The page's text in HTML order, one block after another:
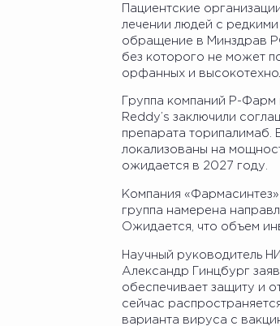
Пациентские
лечении людей с
обращение в Минздрав
без которого не может
орфанных и
Группа компаний Р-
Reddy’s заключили
препарата торипалимаб.
локализованы на
ожидается в 2027 году.
Компания
группа намерена
Ожидается, что объем
Научный руководитель
Александр Гинцбург
обеспечивает защиту и
сейчас
варианта вируса с